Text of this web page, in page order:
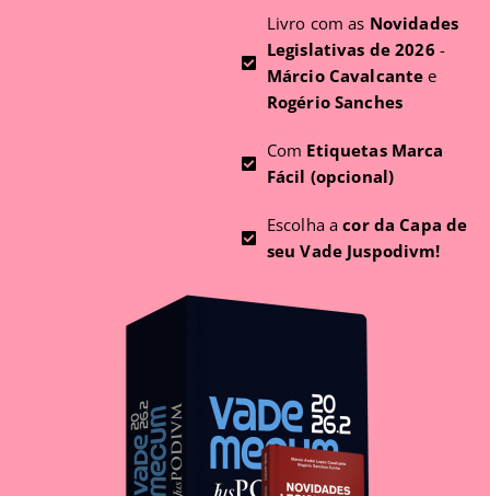
Livro com as Novidades
Legislativas de 2026 -
Márcio Cavalcante e
Rogério Sanches
Com Etiquetas Marca
Fácil (opcional)
Escolha acor da Capa de
seu Vade Juspodivm!